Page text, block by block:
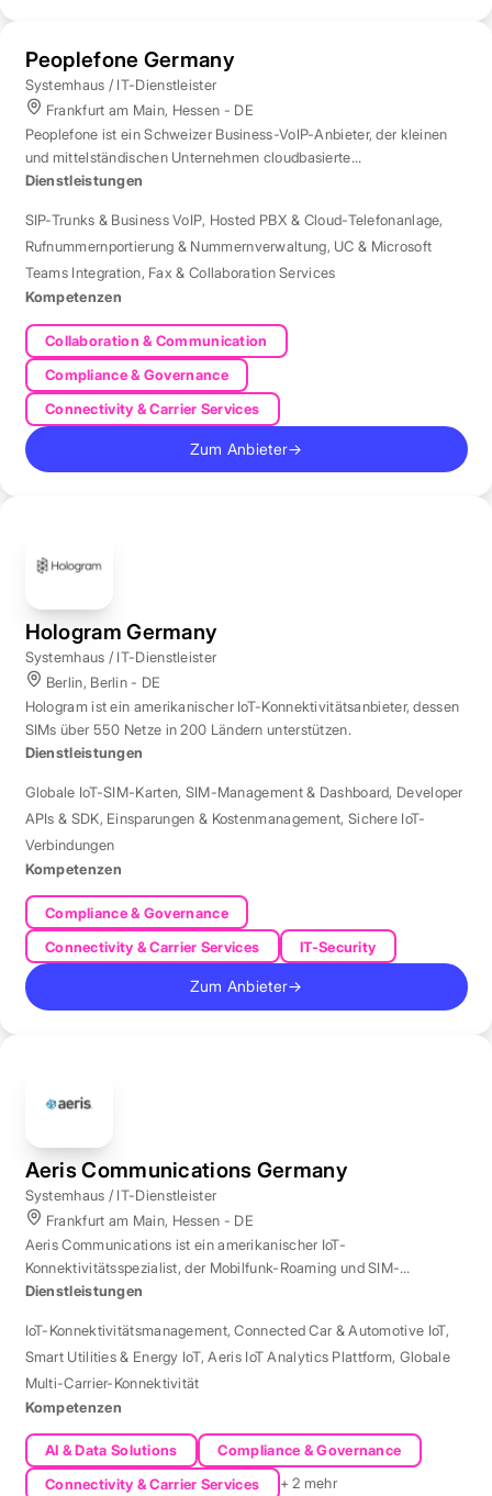
Peoplefone Germany
Systemhaus / IT-Dienstleister
Frankfurt am Main, Hessen - DE
Peoplefone ist ein Schweizer Business-VoIP-Anbieter, der kleinen
und mittelständischen Unternehmen cloudbasierte
Telefonielösungen bietet.
Dienstleistungen
SIP-Trunks & Business VoIP, Hosted PBX & Cloud-Telefonanlage,
Rufnummernportierung & Nummernverwaltung, UC & Microsoft
Teams Integration, Fax & Collaboration Services
Kompetenzen
Collaboration & Communication
Compliance & Governance
Connectivity & Carrier Services
Zum Anbieter→
Hologram Germany
Systemhaus / IT-Dienstleister
Berlin, Berlin - DE
Hologram ist ein amerikanischer IoT-Konnektivitätsanbieter, dessen
SIMs über 550 Netze in 200 Ländern unterstützen.
Dienstleistungen
Globale IoT-SIM-Karten, SIM-Management & Dashboard, Developer
APIs & SDK, Einsparungen & Kostenmanagement, Sichere IoT-
Verbindungen
Kompetenzen
Compliance & Governance
Connectivity & Carrier Services
IT-Security
Zum Anbieter→
Aeris Communications Germany
Systemhaus / IT-Dienstleister
Frankfurt am Main, Hessen - DE
Aeris Communications ist ein amerikanischer IoT-
Konnektivitätsspezialist, der Mobilfunk-Roaming und SIM-
Management in über 190 Ländern verwaltet.
Dienstleistungen
IoT-Konnektivitätsmanagement,Connected Car & Automotive IoT,
Smart Utilities & Energy IoT,Aeris IoT Analytics Plattform, Globale
Multi-Carrier-Konnektivität
Kompetenzen
AI & Data Solutions
Compliance & Governance
Connectivity & Carrier Services
+ 2 mehr